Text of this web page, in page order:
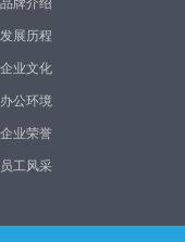
品牌介绍
发展历程
企业文化
办公环境
企业荣誉
员工风采